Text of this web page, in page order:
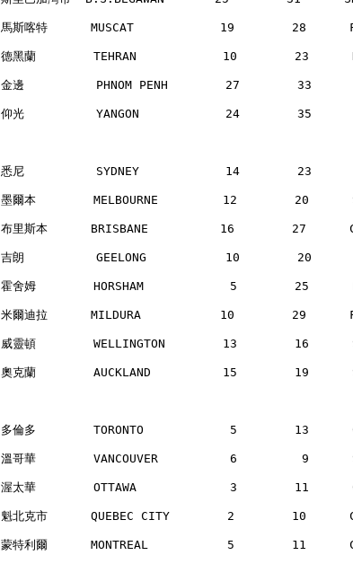
馬斯喀特      MUSCAT            19        28
德黑蘭        TEHRAN            10        23
金邊          PHNOM PENH        27        33
仰光          YANGON            24        35
悉尼          SYDNEY            14        23
墨爾本        MELBOURNE         12        20
布里斯本      BRISBANE          16        27
吉朗          GEELONG           10        20
霍舍姆        HORSHAM            5        25
米爾迪拉      MILDURA           10        29
威靈頓        WELLINGTON        13        16
奧克蘭        AUCKLAND          15        19
多倫多        TORONTO            5        13
溫哥華        VANCOUVER          6         9
渥太華        OTTAWA             3        11
魁北克市      QUEBEC CITY        2        10
蒙特利爾      MONTREAL           5        11